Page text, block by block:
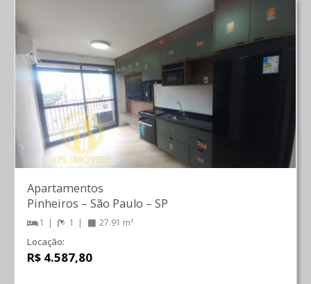
Apartamentos
Pinheiros – São Paulo – SP
1 1 27.91 m²
Locação:
R$ 4.587,80